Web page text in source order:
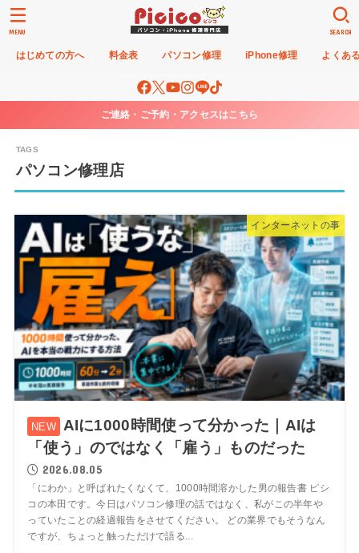
はじめての方へ 料金表 パソコン修理 iPhone修理 よくあ
SEARCH
MENU
ご連絡・ご予約・アクセスはこちら
パソコン修理店
インターネットの事
AIに1000時間使って分かった｜AIは
「使う」のではなく「雇う」ものだった
2026.08.05
「にわか」と呼ばれたくなくて、1000時間溶かした男の報告書 ピシ
コの本田です。今日はパソコン修理の話ではなく、私がこの半年や
っていたことの経過報告をさせてください。 どの業界でもそうなん
ですが、ちょっと触っただけで語る...